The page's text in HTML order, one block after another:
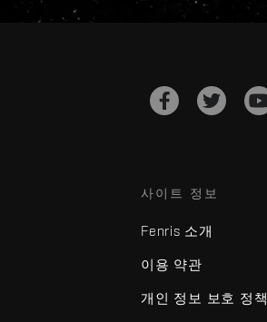
사이트 정보
Fenris 소개
이용 약관
개인 정보 보호 정책